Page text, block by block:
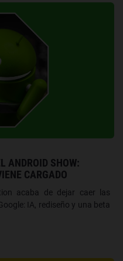
ANDROID SHOW:
CARGADO
acaba de dejar caer las
IA, rediseño y una beta